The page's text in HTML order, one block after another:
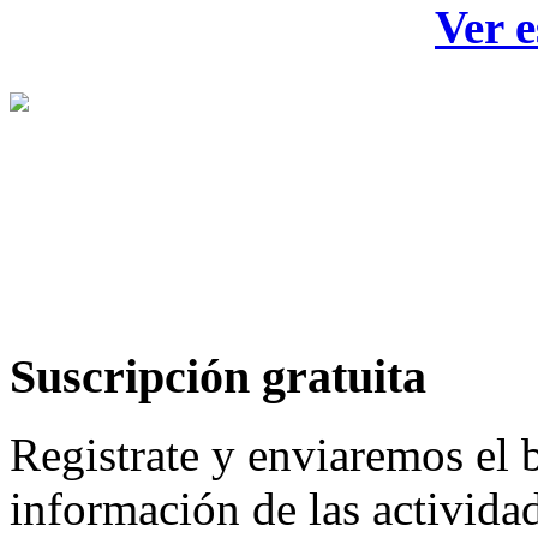
Ver
Suscripción gratuita
Registrate y enviaremos el
información de las